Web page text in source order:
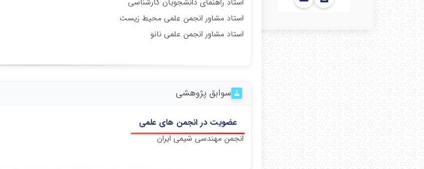
استاد مشاور انجمن علمی محیط زیست
استاد مشاور انجمن علمی نانو
سوابق پژوهشی
عضویت در انجمن های علمی
انجمن مهندسی شیمی ایران